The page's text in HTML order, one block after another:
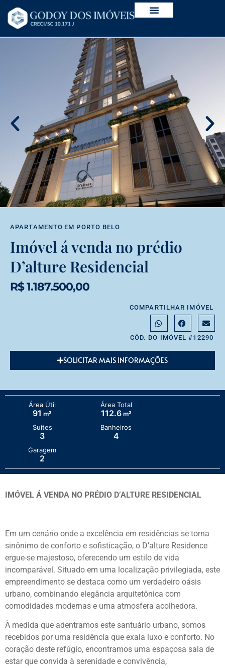
APARTAMENTO EM PORTO BELO
Imóvel á venda no prédio
D’alture Residencial
R$ 1.187.500,00
COMPARTILHAR IMÓVEL
CÓD. DO IMÓVEL #12290
SOLICITAR MAIS INFORMAÇÕES
Área Útil
91 m²
Área Total
112.6 m²
Suítes
3
Banheiros
4
Garagem
2
IMÓVEL Á VENDA NO PRÉDIO D’ALTURE RESIDENCIAL
Em um cenário onde a excelência em residências se torna
sinônimo de conforto e sofisticação, o D’alture Residence
ergue-se majestoso, oferecendo um estilo de vida
incomparável. Situado em uma localização privilegiada, este
empreendimento se destaca como um verdadeiro oásis
urbano, combinando elegância arquitetônica com
comodidades modernas e uma atmosfera acolhedora.
À medida que adentramos este santuário urbano, somos
recebidos por uma residência que exala luxo e conforto. No
coração deste refúgio, encontramos uma espaçosa sala de
estar que convida à serenidade e convivência,